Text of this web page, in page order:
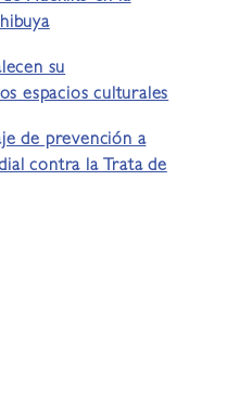
su
espacios culturales
de prevención a
contra la Trata de